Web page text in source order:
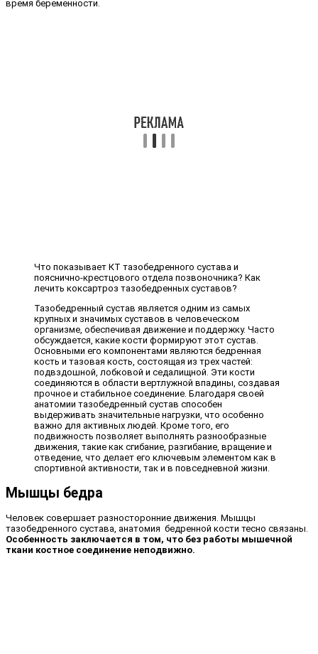
время беременности.
Что показывает КТ тазобедренного сустава и
пояснично-крестцового отдела позвоночника? Как
лечить коксартроз тазобедренных суставов?
Тазобедренный сустав является одним из самых
крупных и значимых суставов в человеческом
организме, обеспечивая движение и поддержку. Часто
обсуждается, какие кости формируют этот сустав.
Основными его компонентами являются бедренная
кость и тазовая кость, состоящая из трех частей:
подвздошной, лобковой и седалищной. Эти кости
соединяются в области вертлужной впадины, создавая
прочное и стабильное соединение. Благодаря своей
анатомии тазобедренный сустав способен
выдерживать значительные нагрузки, что особенно
важно для активных людей. Кроме того, его
подвижность позволяет выполнять разнообразные
движения, такие как сгибание, разгибание, вращение и
отведение, что делает его ключевым элементом как в
спортивной активности, так и в повседневной жизни.
Мышцы бедра
Человек совершает разносторонние движения. Мышцы
тазобедренного сустава, анатомия бедренной кости тесно связаны.
Особенность заключается в том, что без работы мышечной
ткани костное соединение неподвижно.